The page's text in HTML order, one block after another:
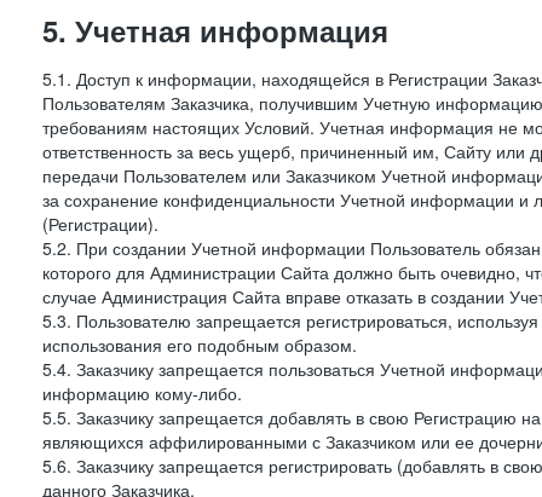
5. Учетная информация
5.1. Доступ к информации, находящейся в Регистрации
Пользователям Заказчика, получившим Учетную
требованиям настоящих Условий. Учетная информация не
ответственность за весь ущерб, причиненный им, Сайту
передачи Пользователем или Заказчиком Учетной
за сохранение конфиденциальности Учетной информации
(Регистрации).
5.2. При создании Учетной информации Пользователь
которого для Администрации Сайта должно быть очевидно,
случае Администрация Сайта вправе отказать в создании
5.3. Пользователю запрещается регистрироваться,
использования его подобным образом.
5.4. Заказчику запрещается пользоваться Учетной
информацию кому-либо.
5.5. Заказчику запрещается добавлять в свою Регистрацию
являющихся аффилированными с Заказчиком или ее
5.6. Заказчику запрещается регистрировать (добавлять в
данного Заказчика.